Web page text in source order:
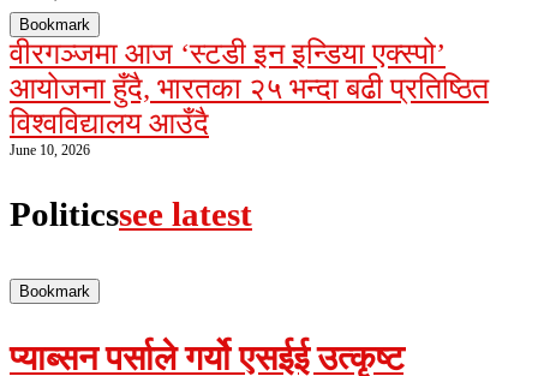
Bookmark
वीरगञ्जमा आज ‘स्टडी इन इन्डिया एक्स्पो’
आयोजना हुँदै, भारतका २५ भन्दा बढी प्रतिष्ठित
विश्वविद्यालय आउँदै
June 10, 2026
Politicssee latest
Bookmark
प्याब्सन पर्साले गर्यो एसईई उत्कृष्ट